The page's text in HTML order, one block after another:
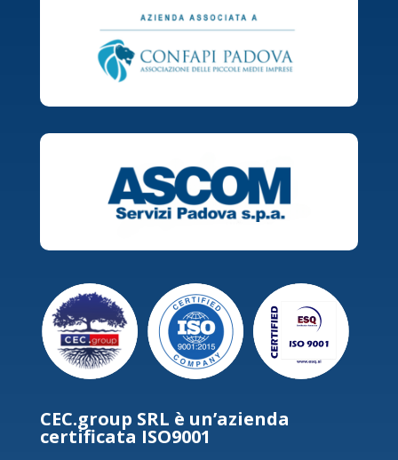
CEC.group SRL è un’azienda
certificata ISO9001